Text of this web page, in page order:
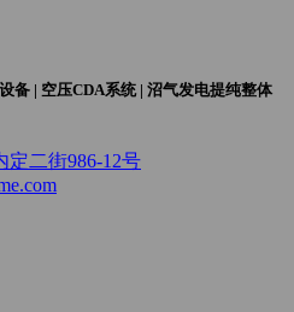
备 | 空压CDA系统 | 沼气发电提纯整体
定二街986-12号